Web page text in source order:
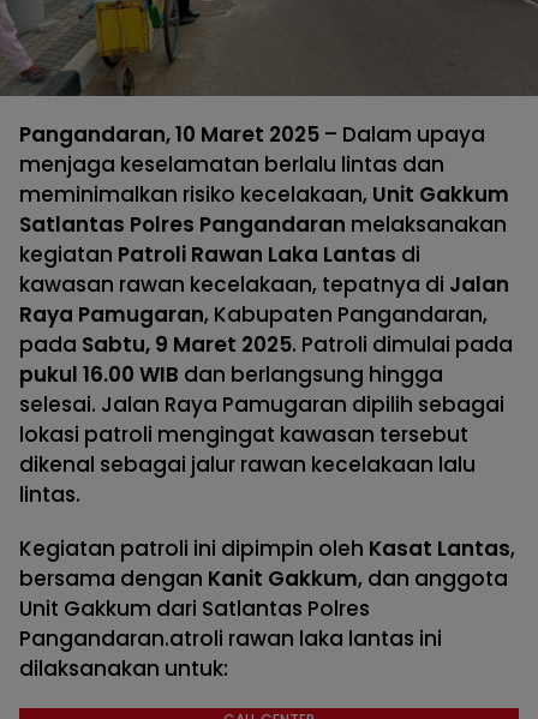
Pangandaran, 10 Maret 2025 – Dalam upaya
menjaga keselamatan berlalu lintas dan
meminimalkan risiko kecelakaan, Unit Gakkum
Satlantas Polres Pangandaran melaksanakan
kegiatan Patroli Rawan Laka Lantas di
kawasan rawan kecelakaan, tepatnya di Jalan
Raya Pamugaran, Kabupaten Pangandaran,
pada Sabtu, 9 Maret 2025. Patroli dimulai pada
pukul 16.00 WIB dan berlangsung hingga
selesai. Jalan Raya Pamugaran dipilih sebagai
lokasi patroli mengingat kawasan tersebut
dikenal sebagai jalur rawan kecelakaan lalu
lintas.
Kegiatan patroli ini dipimpin oleh Kasat Lantas,
bersama dengan Kanit Gakkum, dan anggota
Unit Gakkum dari Satlantas Polres
Pangandaran.atroli rawan laka lantas ini
dilaksanakan untuk: